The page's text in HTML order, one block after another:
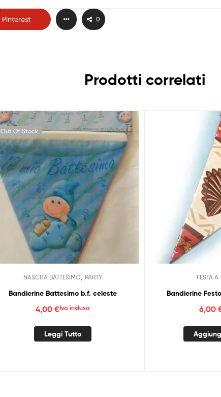
Pinterest 0
Prodotti correlati
Out Of Stock
NASCITA BATTESIMO, PARTY
Bandierine Battesimo b.f. celeste
4,00 €Iva inclusa
Leggi Tutto
FESTA A
Bandierine
6,00